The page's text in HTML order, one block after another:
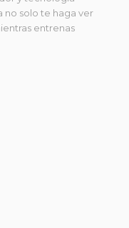
no solo te haga ver
entrenas